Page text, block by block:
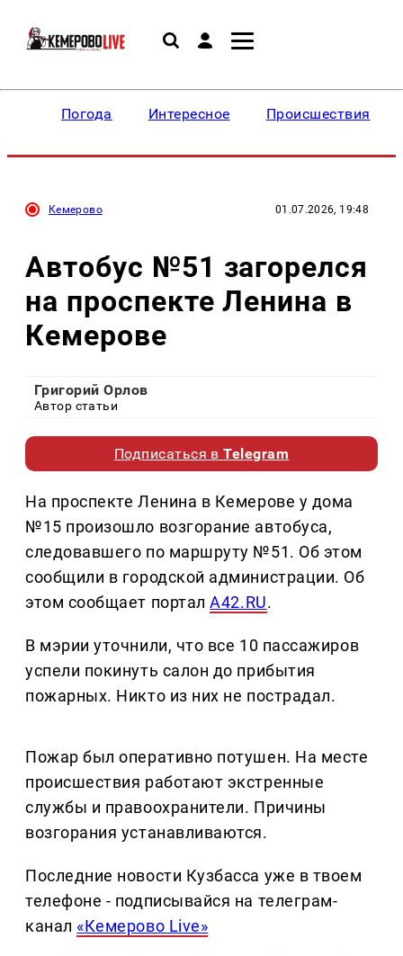
Погода Интересное Происшествия
Кемерово 01.07.2026, 19:48
Автобус №51 загорелся
на проспекте Ленина в
Кемерове
Григорий Орлов
Автор статьи
Подписаться вTelegram
На проспекте Ленина в Кемерове у дома
№15 произошло возгорание автобуса,
следовавшего по маршруту №51. Об этом
сообщили в городской администрации. Об
этом сообщает порталA42.RU.
В мэрии уточнили, что все 10 пассажиров
успели покинуть салон до прибытия
пожарных. Никто из них не пострадал.
Пожар был оперативно потушен. На месте
происшествия работают экстренные
службы и правоохранители. Причины
возгорания устанавливаются.
Последние новости Кузбасса уже в твоем
телефоне - подписывайся на телеграм-
канал «Кемерово Live»